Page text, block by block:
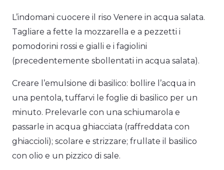
L’indomani cuocere il riso Venere in acqua salata.
Tagliare a fette la mozzarella e a pezzetti i
pomodorini rossi e gialli e i fagiolini
(precedentemente sbollentati in acqua salata).
Creare l’emulsione di basilico: bollire l’acqua in
una pentola, tuffarvi le foglie di basilico per un
minuto. Prelevarle con una schiumarola e
passarle in acqua ghiacciata (raffreddata con
ghiaccioli); scolare e strizzare; frullate il basilico
con olio e un pizzico di sale.